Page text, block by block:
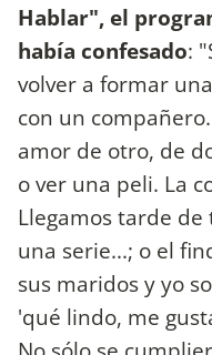
Hablar", el
había confesado:
volver a formar
con un
amor de otro, de
o ver una peli. La
Llegamos tarde
una serie...; o el
sus maridos y yo
'qué lindo, me